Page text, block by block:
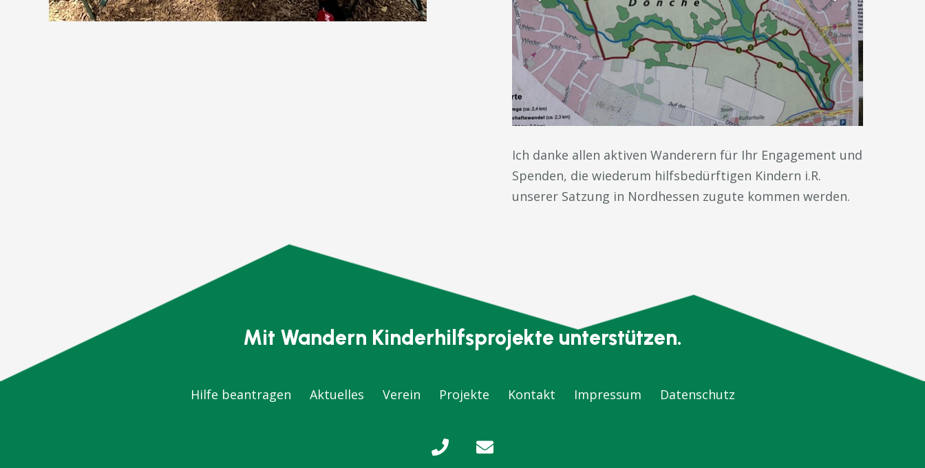
Ich danke allen aktiven Wanderern für Ihr Engagement und
Spenden, die wiederum hilfsbedürftigen Kindern i.R.
unserer Satzung in Nordhessen zugute kommen werden.
Mit Wandern Kinderhilfsprojekte unterstützen.
Hilfe beantragen Aktuelles Verein Projekte Kontakt Impressum Datenschutz